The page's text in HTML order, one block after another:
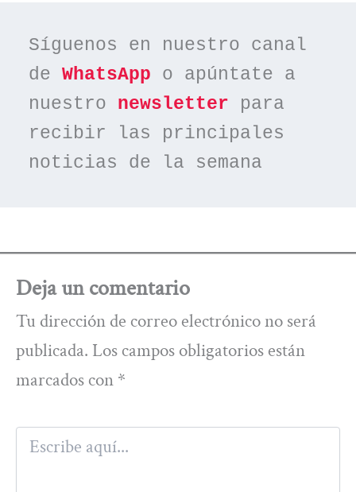
Síguenos en nuestro canal
de WhatsApp o apúntate a
nuestro newsletter para
recibir las principales
noticias de la semana
Deja un comentario
Tu dirección de correo electrónico no será
publicada. Los campos obligatorios están
marcados con *
Escribe
aquí...